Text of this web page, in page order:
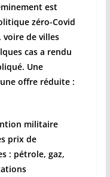
est
zéro-Covid
voire de villes
cas a rendu
Une
offre réduite :
militaire
prix de
: pétrole, gaz,